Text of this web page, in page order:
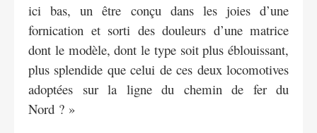
ici bas, un être conçu dans les joies d’une
fornication et sorti des douleurs d’une matrice
dont le modèle, dont le type soit plus éblouissant,
plus splendide que celui de ces deux locomotives
adoptées sur la ligne du chemin de fer du
Nord ? »